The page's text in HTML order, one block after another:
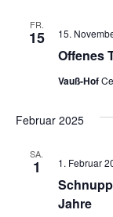
FR.
15
Offenes
15.
Vauß-Hof
Februar 2025
SA.
1
Jahre
1. Februar